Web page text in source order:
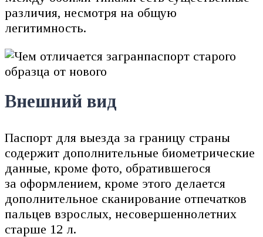
различия, несмотря на общую
легитимность.
Внешний вид
Паспорт для выезда за границу страны
содержит дополнительные биометрические
данные, кроме фото, обратившегося
за оформлением, кроме этого делается
дополнительное сканирование отпечатков
пальцев взрослых, несовершеннолетних
старше 12 л.